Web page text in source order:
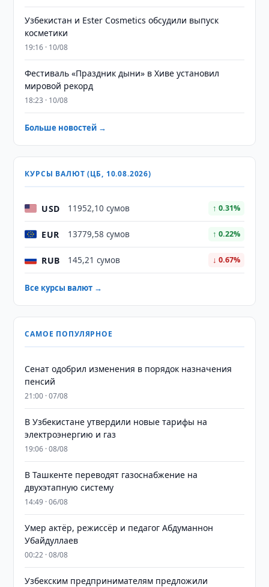
Узбекистан и Ester Cosmetics обсудили выпуск
косметики
19:16 · 10/08
Фестиваль «Праздник дыни» в Хиве установил
мировой рекорд
18:23 · 10/08
Больше новостей →
КУРСЫ ВАЛЮТ (ЦБ, 10.08.2026)
USD 11952,10 сумов ↑ 0.31%
EUR 13779,58 сумов ↑ 0.22%
RUB 145,21 сумов ↓ 0.67%
Все курсы валют →
САМОЕ ПОПУЛЯРНОЕ
Сенат одобрил изменения в порядок назначения
пенсий
21:00 · 07/08
В Узбекистане утвердили новые тарифы на
электроэнергию и газ
19:06 · 08/08
В Ташкенте переводят газоснабжение на
двухэтапную систему
14:49 · 06/08
Умер актёр, режиссёр и педагог Абдуманнон
Убайдуллаев
00:22 · 08/08
Узбекским предпринимателям предложили